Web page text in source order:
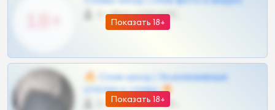
Показать 18+
0 •
Показать 18+
🔥 Слив шкод | Эксклюзивные
утечки и сливы 🔥
0 •